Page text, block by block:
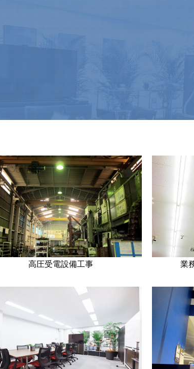
高圧受電設備工事 業